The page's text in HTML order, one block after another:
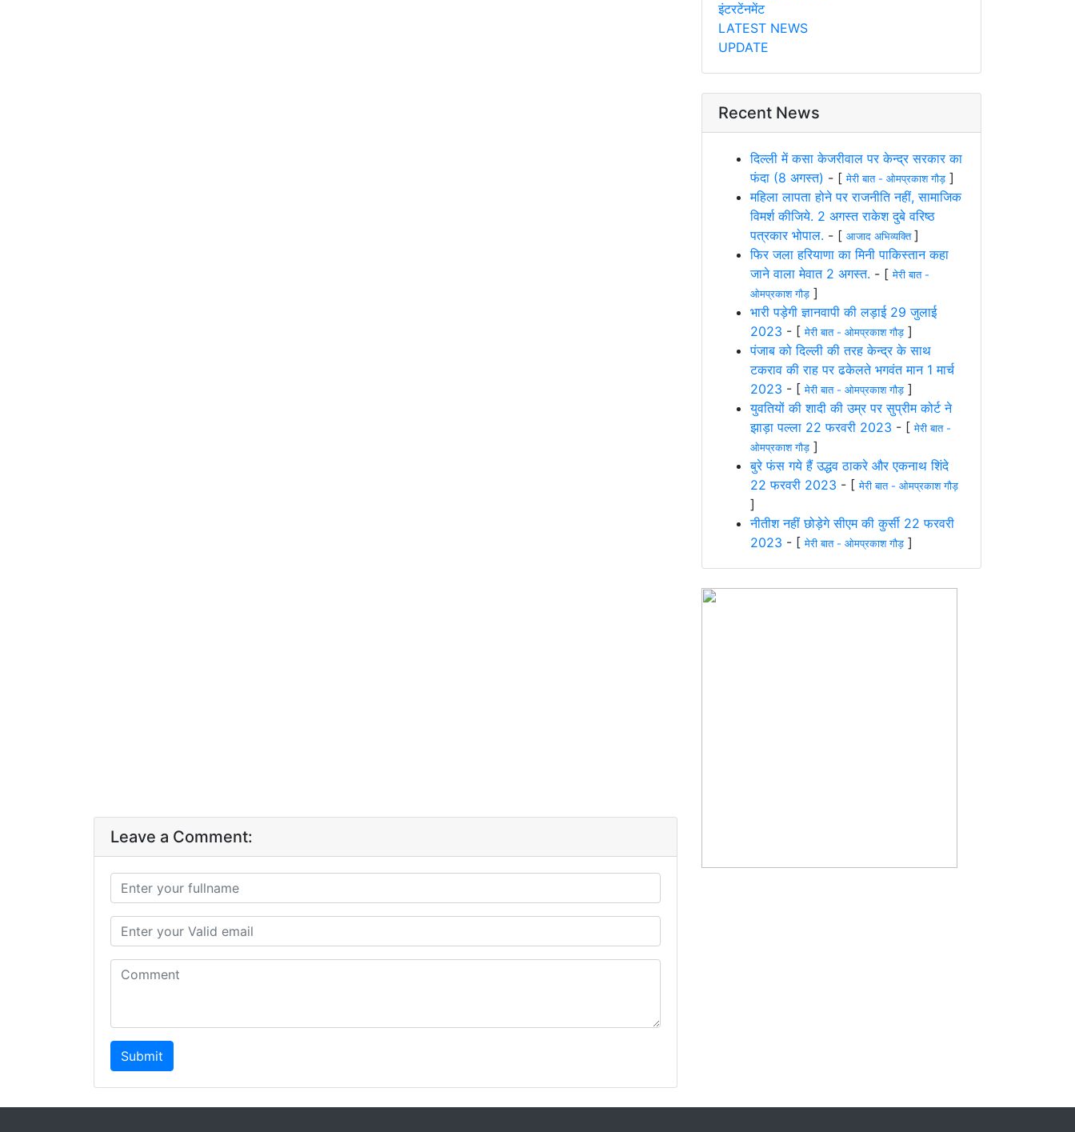
इंटरटेंनमेंट
LATEST NEWS
UPDATE
Recent News
दिल्ली में कसा केजरीवाल पर केन्द्र सरकार का
फंदा (8 अगस्त) - [मेरी बात - ओमप्रकाश गौड़ ]
महिला लापता होने पर राजनीति नहीं, सामाजिक
विमर्श कीजिये. 2 अगस्त राकेश दुबे वरिष्ठ
पत्रकार भोपाल. - [ आजाद अभिव्यक्ति ]
फिर जला हरियाणा का मिनी पाकिस्तान कहा
जाने वाला मेवात 2 अगस्त. - [मेरी बात -
ओमप्रकाश गौड़ ]
भारी पड़ेगी ज्ञानवापी की लड़ाई 29 जुलाई
2023 - [मेरी बात - ओमप्रकाश गौड़ ]
पंजाब को दिल्ली की तरह केन्द्र के साथ
टकराव की राह पर ढकेलते भगवंत मान 1 मार्च
2023 - [मेरी बात - ओमप्रकाश गौड़ ]
युवतियों की शादी की उम्र पर सुप्रीम कोर्ट ने
झाड़ा पल्ला 22 फरवरी 2023 - [मेरी बात -
ओमप्रकाश गौड़ ]
बुरे फंस गये हैं उद्धव ठाकरे और एकनाथ शिंदे
22 फरवरी 2023 - [मेरी बात - ओमप्रकाश गौड़
]
नीतीश नहीं छोड़ेगे सीएम की कुर्सी 22 फरवरी
2023 - [मेरी बात - ओमप्रकाश गौड़ ]
Leave a Comment:
Submit